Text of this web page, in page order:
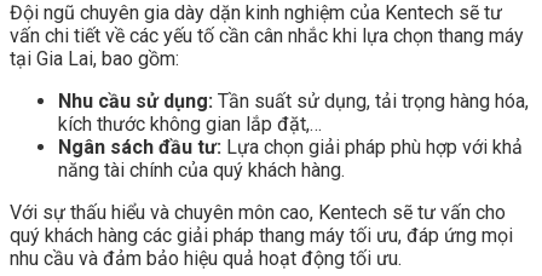
Đội ngũ chuyên gia dày dặn kinh nghiệm của Kentech sẽ tư
vấn chi tiết về các yếu tố cần cân nhắc khi lựa chọn thang máy
tại Gia Lai, bao gồm:
Nhu cầu sử dụng: Tần suất sử dụng, tải trọng hàng hóa,
kích thước không gian lắp đặt,…
Ngân sách đầu tư: Lựa chọn giải pháp phù hợp với khả
năng tài chính của quý khách hàng.
Với sự thấu hiểu và chuyên môn cao, Kentech sẽ tư vấn cho
quý khách hàng các giải pháp thang máy tối ưu, đáp ứng mọi
nhu cầu và đảm bảo hiệu quả hoạt động tối ưu.